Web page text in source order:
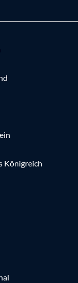
Königreich